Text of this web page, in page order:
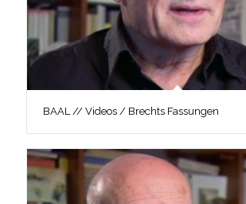
BAAL // Videos / Brechts Fassungen